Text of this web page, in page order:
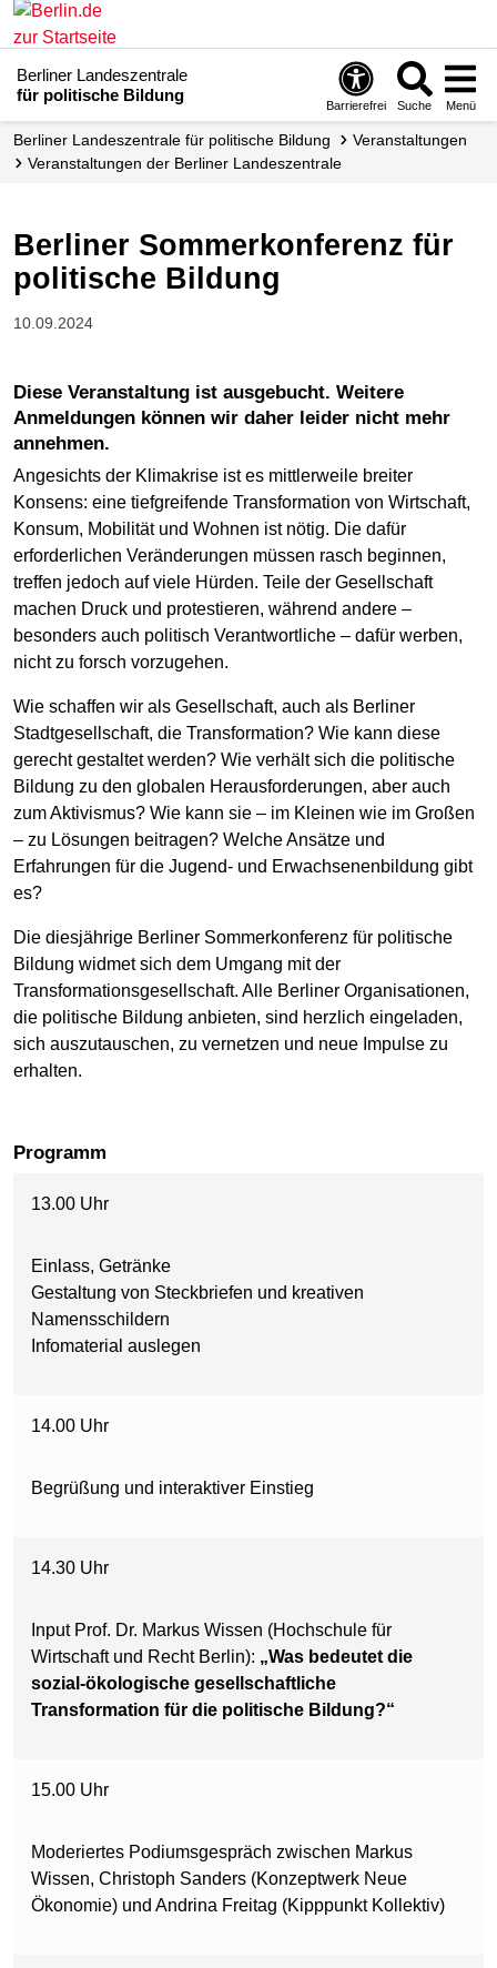
Berliner Landeszentrale
für politische Bildung
Barrierefrei Suche Menü
Berliner Landeszentrale für politische Bildung
Veranstaltungen
Veranstaltungen der Berliner Landes­zentrale
Berliner Sommerkonferenz für
politische Bildung
10.09.2024
Diese Veranstaltung ist ausgebucht. Weitere
Anmeldungen können wir daher leider nicht mehr
annehmen.
Angesichts der Klimakrise ist es mittlerweile breiter
Konsens: eine tiefgreifende Transformation von Wirtschaft,
Konsum, Mobilität und Wohnen ist nötig. Die dafür
erforderlichen Veränderungen müssen rasch beginnen,
treffen jedoch auf viele Hürden. Teile der Gesellschaft
machen Druck und protestieren, während andere –
besonders auch politisch Verantwortliche – dafür werben,
nicht zu forsch vorzugehen.
Wie schaffen wir als Gesellschaft, auch als Berliner
Stadtgesellschaft, die Transformation? Wie kann diese
gerecht gestaltet werden? Wie verhält sich die politische
Bildung zu den globalen Herausforderungen, aber auch
zum Aktivismus? Wie kann sie – im Kleinen wie im Großen
– zu Lösungen beitragen? Welche Ansätze und
Erfahrungen für die Jugend- und Erwachsenenbildung gibt
es?
Die diesjährige Berliner Sommerkonferenz für politische
Bildung widmet sich dem Umgang mit der
Transformationsgesellschaft. Alle Berliner Organisationen,
die politische Bildung anbieten, sind herzlich eingeladen,
sich auszutauschen, zu vernetzen und neue Impulse zu
erhalten.
Programm
13.00 Uhr
Einlass, Getränke
Gestaltung von Steckbriefen und kreativen
Namensschildern
Infomaterial auslegen
14.00 Uhr
Begrüßung und interaktiver Einstieg
14.30 Uhr
Input Prof. Dr. Markus Wissen (Hochschule für
Wirtschaft und Recht Berlin): „Was bedeutet die
sozial-ökologische gesellschaftliche
Transformation für die politische Bildung?“
15.00 Uhr
Moderiertes Podiumsgespräch zwischen Markus
Wissen, Christoph Sanders (Konzeptwerk Neue
Ökonomie) und Andrina Freitag (Kipppunkt Kollektiv)